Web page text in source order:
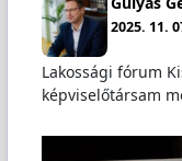
2025. 11.
Lakossági fórum
képviselőtársam